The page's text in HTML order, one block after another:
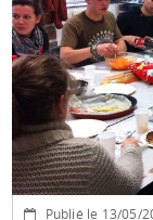
Publié le 13/05/